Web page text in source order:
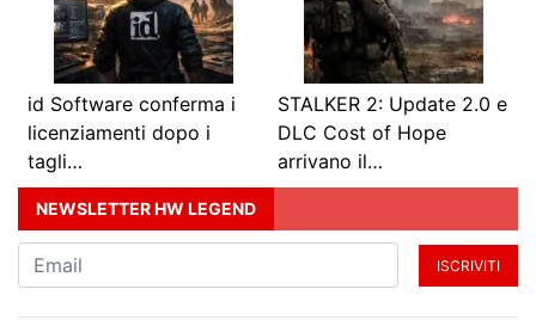
id Software conferma i
licenziamenti dopo i
tagli…
STALKER 2: Update 2.0 e
DLC Cost of Hope
arrivano il…
NEWSLETTER HW LEGEND
ISCRIVITI